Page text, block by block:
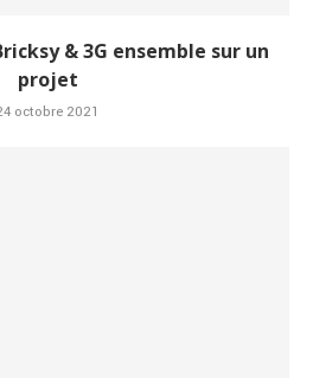
& 3G ensemble sur un
projet
octobre 2021